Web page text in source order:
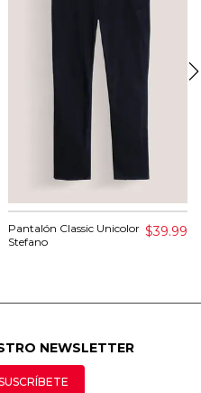
Pantalón Classic Unicolor
Stefano
$39.99
NEWSLETTER